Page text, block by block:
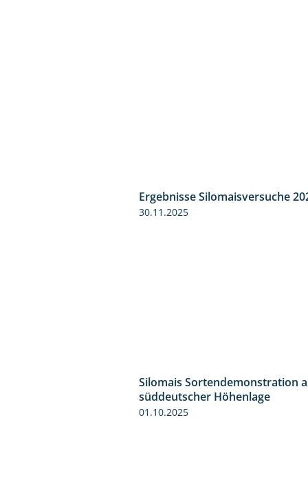
Ergebnisse Silomaisversuche
30.11.2025
Silomais Sortendemonstration
süddeutscher Höhenlage
01.10.2025